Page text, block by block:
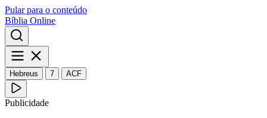
Pular para o conteúdo
Bíblia Online
Hebreus 7 ACF
Publicidade